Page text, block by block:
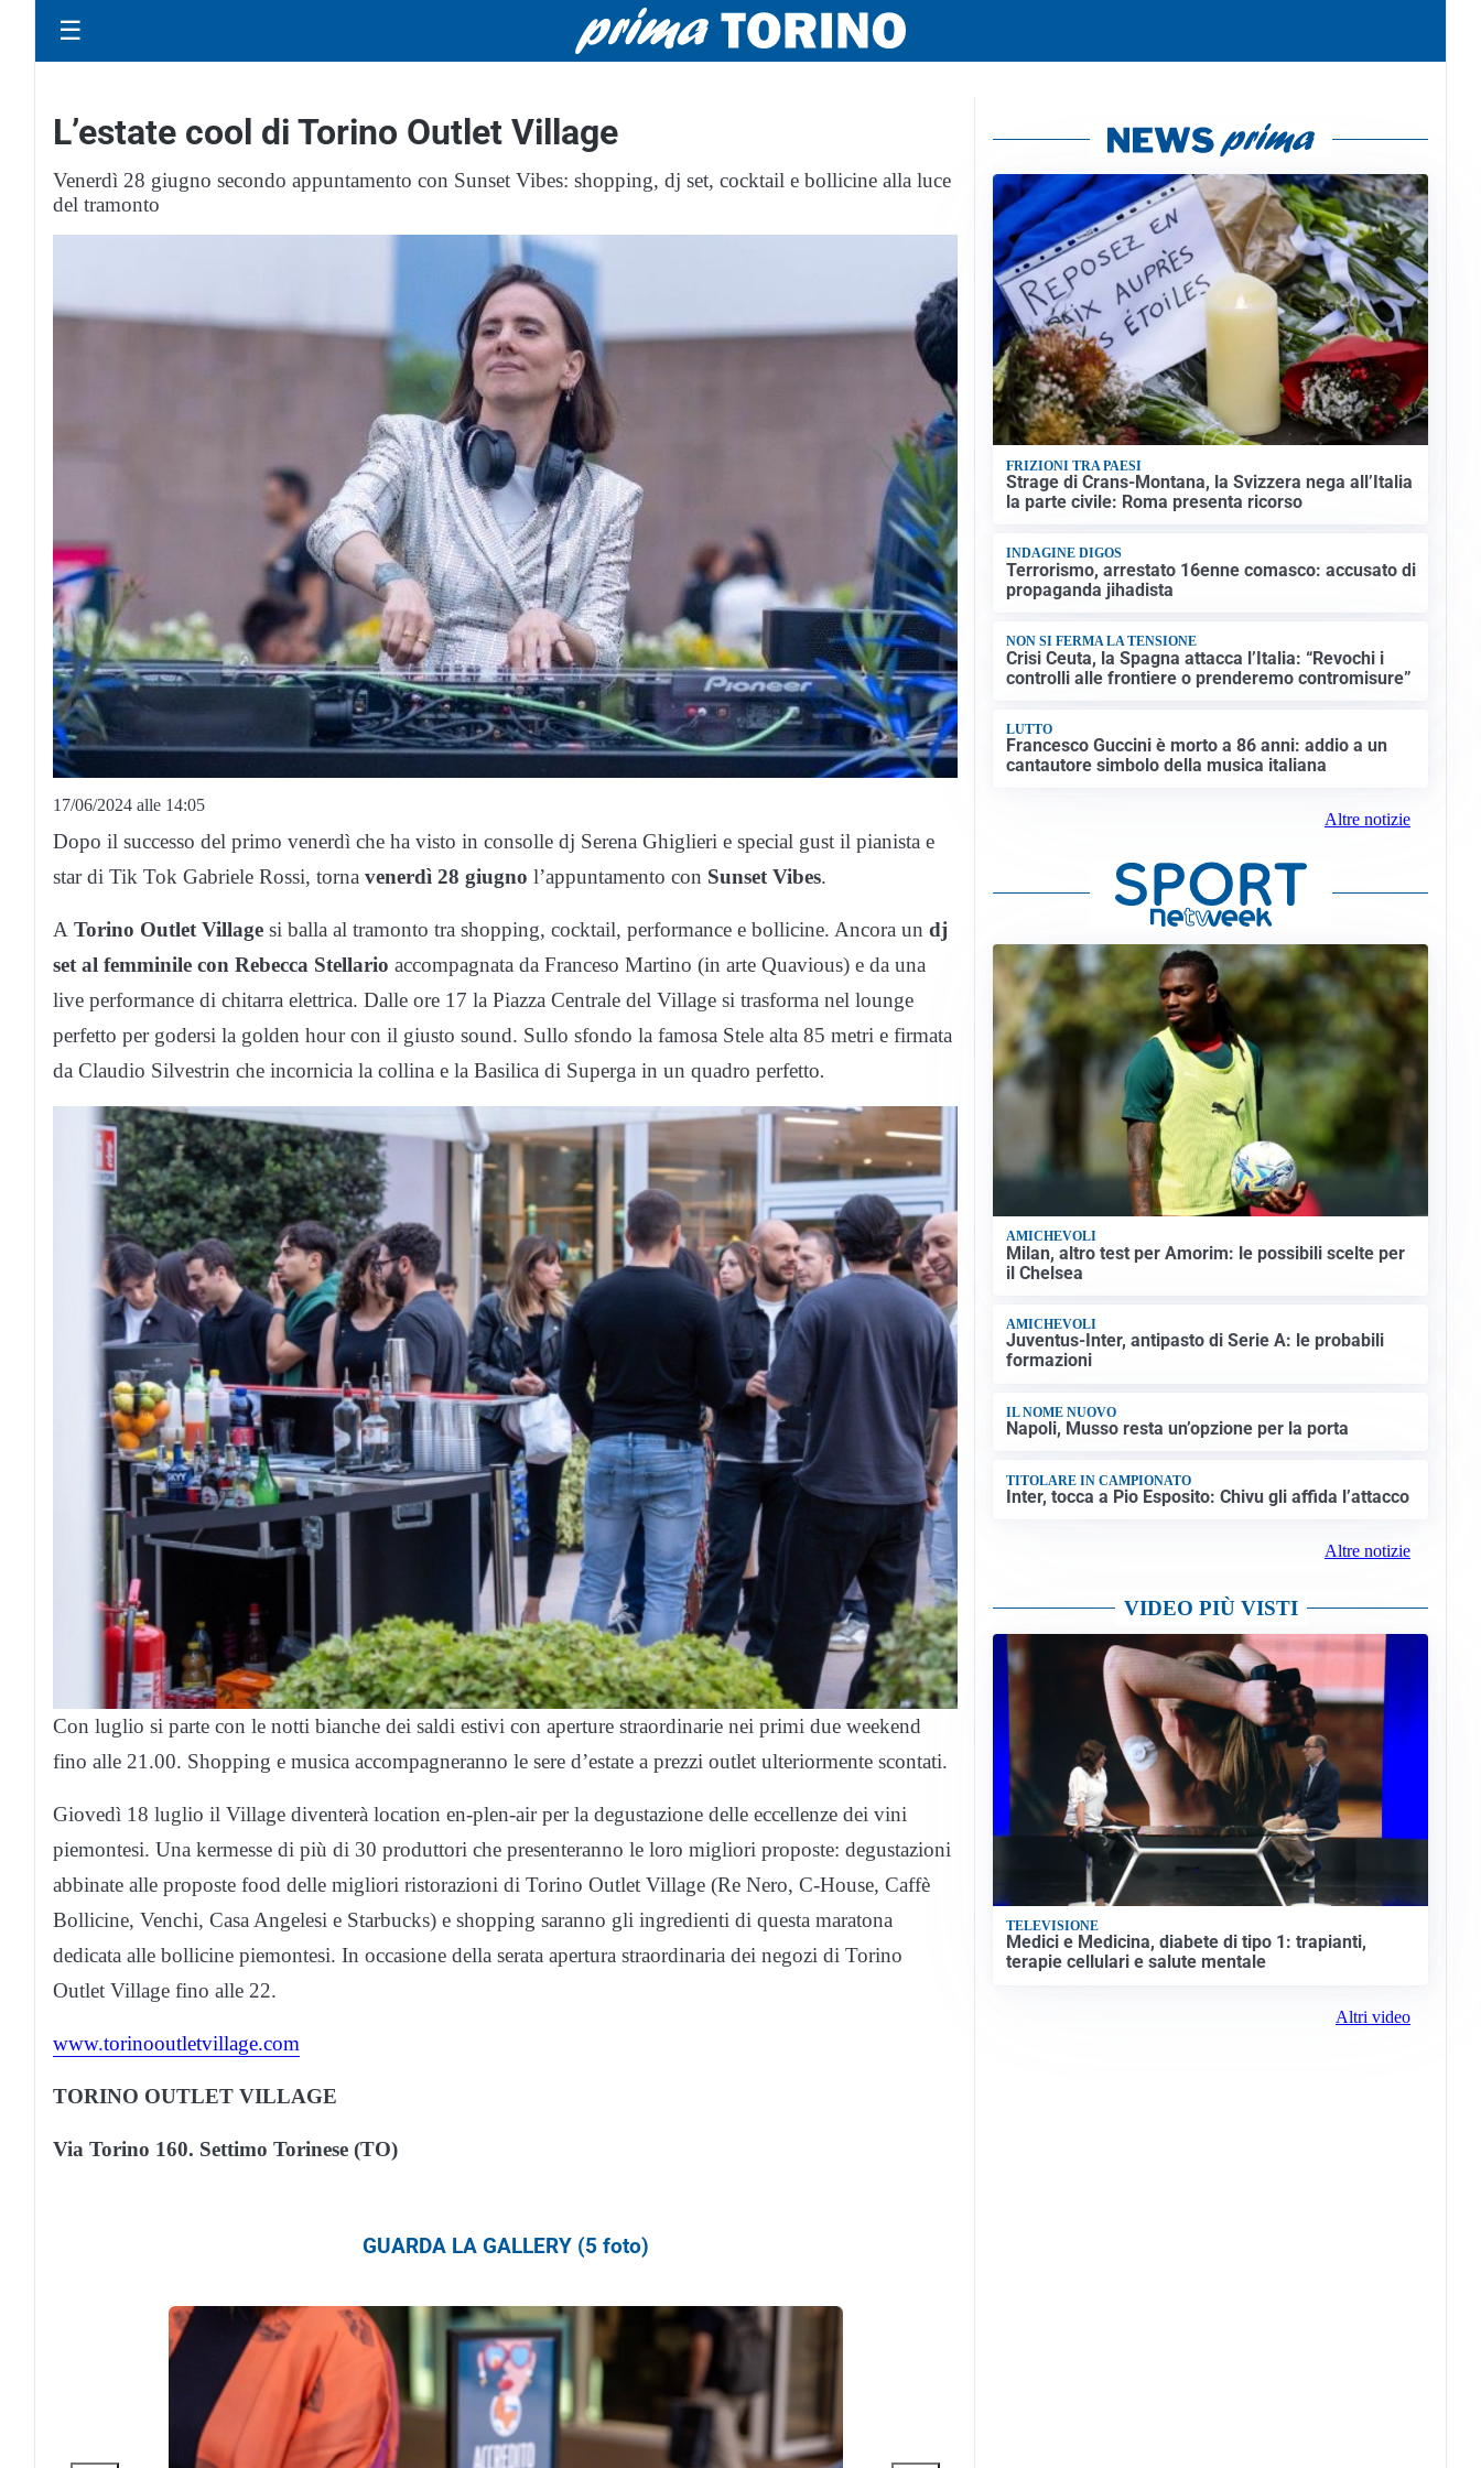
☰
L’estate cool di Torino Outlet Village
Venerdì 28 giugno secondo appuntamento con Sunset Vibes: shopping, dj set, cocktail e bollicine alla luce
del tramonto
17/06/2024 alle 14:05
Dopo il successo del primo venerdì che ha visto in consolle dj Serena Ghiglieri e special gust il pianista e
star di Tik Tok Gabriele Rossi, torna venerdì 28 giugno l’appuntamento con Sunset Vibes.
A Torino Outlet Village si balla al tramonto tra shopping, cocktail, performance e bollicine. Ancora un dj
set al femminile con Rebecca Stellario accompagnata da Franceso Martino (in arte Quavious) e da una
live performance di chitarra elettrica. Dalle ore 17 la Piazza Centrale del Village si trasforma nel lounge
perfetto per godersi la golden hour con il giusto sound. Sullo sfondo la famosa Stele alta 85 metri e firmata
da Claudio Silvestrin che incornicia la collina e la Basilica di Superga in un quadro perfetto.
Con luglio si parte con le notti bianche dei saldi estivi con aperture straordinarie nei primi due weekend
fino alle 21.00. Shopping e musica accompagneranno le sere d’estate a prezzi outlet ulteriormente scontati.
Giovedì 18 luglio il Village diventerà location en-plen-air per la degustazione delle eccellenze dei vini
piemontesi. Una kermesse di più di 30 produttori che presenteranno le loro migliori proposte: degustazioni
abbinate alle proposte food delle migliori ristorazioni di Torino Outlet Village (Re Nero, C-House, Caffè
Bollicine, Venchi, Casa Angelesi e Starbucks) e shopping saranno gli ingredienti di questa maratona
dedicata alle bollicine piemontesi. In occasione della serata apertura straordinaria dei negozi di Torino
Outlet Village fino alle 22.
www.torinooutletvillage.com
TORINO OUTLET VILLAGE
Via Torino 160. Settimo Torinese (TO)
GUARDA LA GALLERY (5 foto)
FRIZIONI TRA PAESI
Strage di Crans-Montana, la Svizzera nega all’Italia
la parte civile: Roma presenta ricorso
INDAGINE DIGOS
Terrorismo, arrestato 16enne comasco: accusato di
propaganda jihadista
NON SI FERMA LA TENSIONE
Crisi Ceuta, la Spagna attacca l’Italia: “Revochi i
controlli alle frontiere o prenderemo contromisure”
LUTTO
Francesco Guccini è morto a 86 anni: addio a un
cantautore simbolo della musica italiana
Altre notizie
AMICHEVOLI
Milan, altro test per Amorim: le possibili scelte per
il Chelsea
AMICHEVOLI
Juventus-Inter, antipasto di Serie A: le probabili
formazioni
IL NOME NUOVO
Napoli, Musso resta un’opzione per la porta
TITOLARE IN CAMPIONATO
Inter, tocca a Pio Esposito: Chivu gli affida l’attacco
Altre notizie
VIDEO PIÙ VISTI
TELEVISIONE
Medici e Medicina, diabete di tipo 1: trapianti,
terapie cellulari e salute mentale
Altri video